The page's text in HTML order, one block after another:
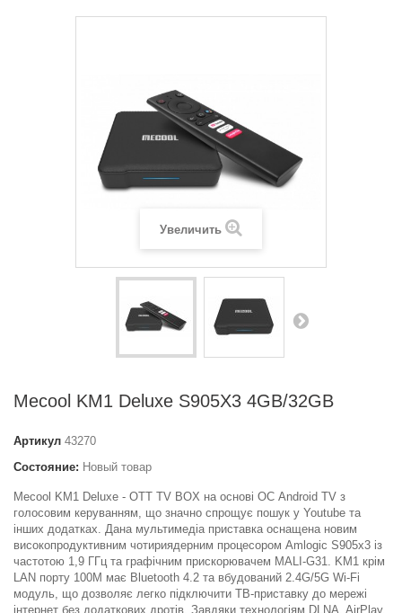
Увеличить
Mecool KM1 Deluxe S905X3 4GB/32GB
Артикул 43270
Состояние: Новый товар
Mecool KM1 Deluxe - OTT TV BOX на основі ОС Android TV з
голосовим керуванням, що значно спрощує пошук у Youtube та
інших додатках. Дана мультимедіа приставка оснащена новим
високопродуктивним чотириядерним процесором Amlogic S905x3 із
частотою 1,9 ГГц та графічним прискорювачем MALI-G31. KM1 крім
LAN порту 100M має Bluetooth 4.2 та вбудований 2.4G/5G Wi-Fi
модуль, що дозволяє легко підключити ТВ-приставку до мережі
інтернет без додаткових дротів. Завдяки технологіям DLNA, AirPlay,